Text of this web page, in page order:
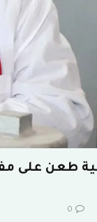
طعن على
0